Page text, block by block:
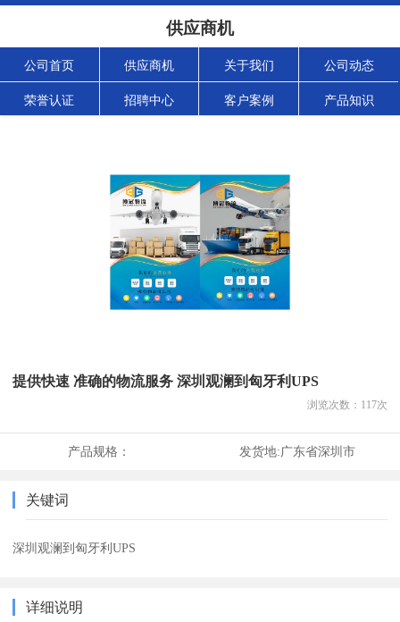
供应商机
公司首页 供应商机 关于我们 公司动态
荣誉认证 招聘中心 客户案例 产品知识
提供快速 准确的物流服务 深圳观澜到匈牙利UPS
浏览次数： 117次
产品规格： 发货地:广东省深圳市
关键词
深圳观澜到匈牙利UPS
详细说明